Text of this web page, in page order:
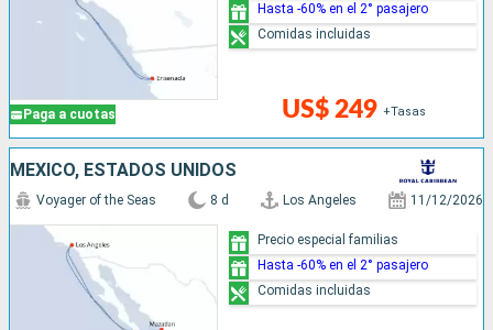
Paga a cuotas US$ 249 +Tasas
Hasta -60% en el 2° pasajero
Comidas incluidas
MÉXICO, ESTADOS UNIDOS
Voyager of the Seas 8 d Los Angeles 11/12/2026
Precio especial familias
Hasta -60% en el 2° pasajero
Comidas incluidas